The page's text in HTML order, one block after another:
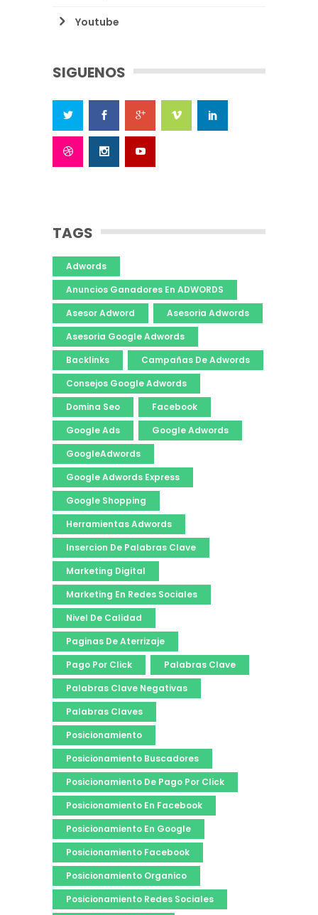
Youtube
SIGUENOS
TAGS
Adwords
Anuncios Ganadores En ADWORDS
Asesor Adword
Asesoria Adwords
Asesoria Google Adwords
Backlinks
Campañas De Adwords
Consejos Google Adwords
Domina Seo
Facebook
Google Ads
Google Adwords
GoogleAdwords
Google Adwords Express
Google Shopping
Herramientas Adwords
Insercion De Palabras Clave
Marketing Digital
Marketing En Redes Sociales
Nivel De Calidad
Paginas De Aterrizaje
Pago Por Click
Palabras Clave
Palabras Clave Negativas
Palabras Claves
Posicionamiento
Posicionamiento Buscadores
Posicionamiento De Pago Por Click
Posicionamiento En Facebook
Posicionamiento En Google
Posicionamiento Facebook
Posicionamiento Organico
Posicionamiento Redes Sociales